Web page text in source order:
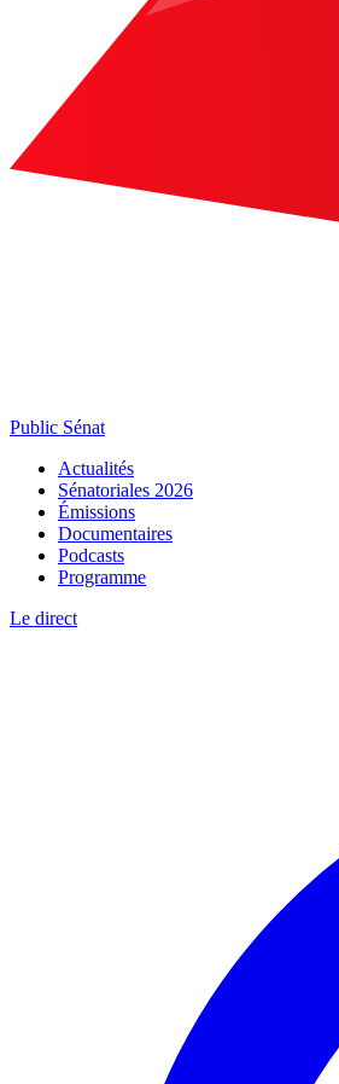
Public Sénat
Actualités
Sénatoriales 2026
Émissions
Documentaires
Podcasts
Programme
Le direct